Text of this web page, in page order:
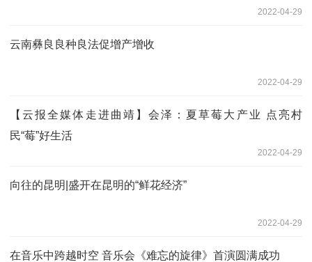
2022-04-29
云南彝良良种良法促增产增收
2022-04-29
【云报全媒体走进曲靖】会泽：夏草莓大产业 点亮村
民“莓”好生活
2022-04-29
向往的昆明|盛开在昆明的“鲜花经济”
2022-04-29
在音乐中跨越时空 音乐会《难忘的旋律》首演圆满成功